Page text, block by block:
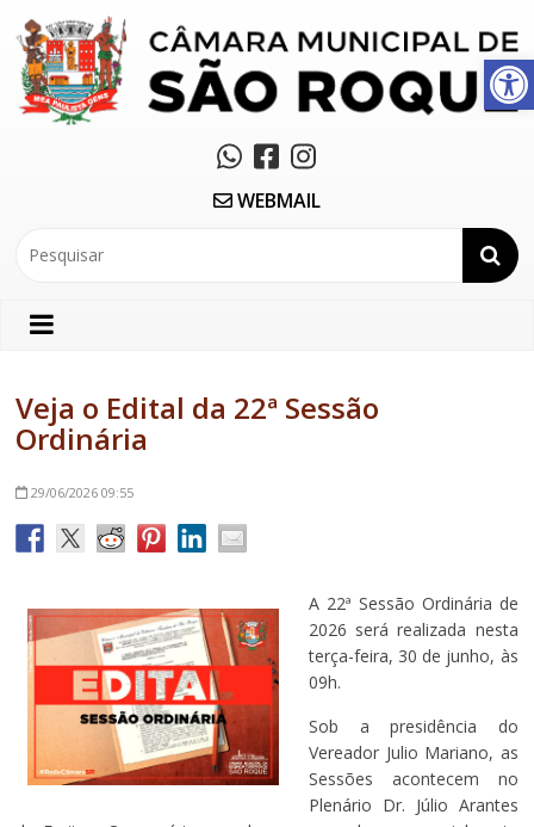
Abrir a barra de ferramentas
WEBMAIL
Veja o Edital da 22ª Sessão
Ordinária
29/06/2026 09:55
A 22ª Sessão Ordinária de
2026 será realizada nesta
terça-feira, 30 de junho, às
09h.
Sob a presidência do
Vereador Julio Mariano, as
Sessões acontecem no
Plenário Dr. Júlio Arantes